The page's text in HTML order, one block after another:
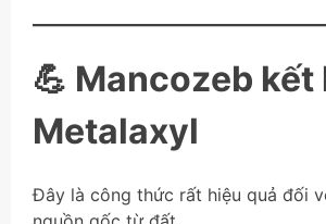
💪 Mancozeb kết
Metalaxyl
Đây là công thức rất hiệu quả đối